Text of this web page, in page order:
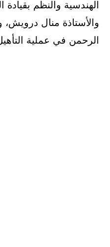
الهندسية والنظم
والأستاذة منال درويش،
الرحمن في عملية